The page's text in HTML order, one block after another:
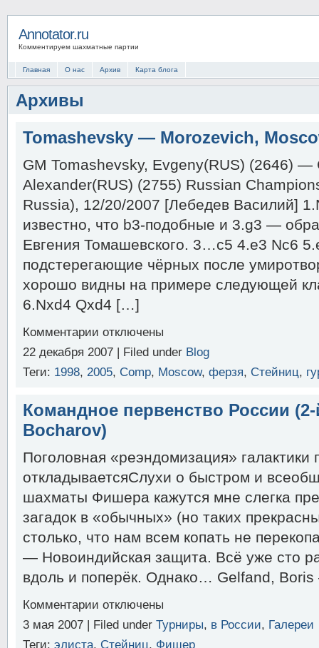
Annotator.ru
Комментируем шахматные партии
Главная О нас Архив Карта блога
Архивы
Tomashevsky — Morozevich,
GM Tomashevsky, Evgeny(RUS) (2646) —
Alexander(RUS) (2755) Russian
Russia), 12/20/2007 [Лебедев Василий]
известно, что b3-подобные и 3.g3 —
Евгения Томашевского. 3…c5 4.e3 Nc6
подстерегающие чёрных после
хорошо видны на примере следующей
6.Nxd4 Qxd4 […]
Комментарии
Tomashevsky
Morozevich,
2007
отключены
22 декабря 2007 | Filed under Blog
Теги: 1998, 2005, Comp, Moscow, ферзя, Стейниц,
Командное первенство России
Bocharov)
Поголовная «реэндомизация» галактики
откладываетсяСлухи о быстром и
шахматы Фишера кажутся мне слегка
загадок в «обычных» (но таких
столько, что нам всем копать не
— Новоиндийская защита. Всё уже сто
вдоль и поперёк. Однако… Gelfand,
Комментарии
Командное
отключены
3 мая 2007 | Filed under Турниры, в России, Галереи
Теги: элиста, Стейниц, Фишер